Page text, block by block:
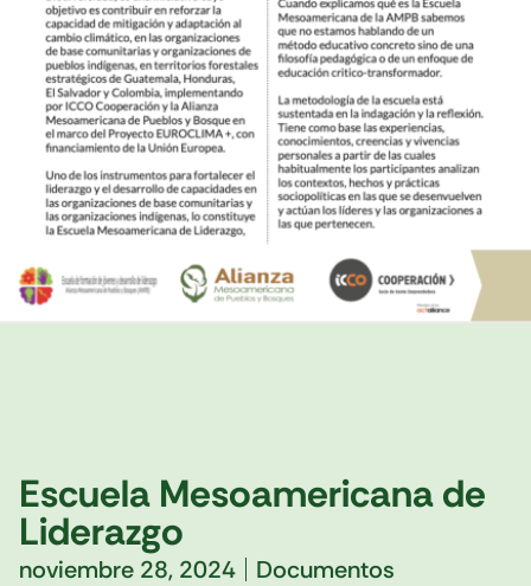
Escuela Mesoamericana de
Liderazgo
noviembre 28, 2024
Documentos